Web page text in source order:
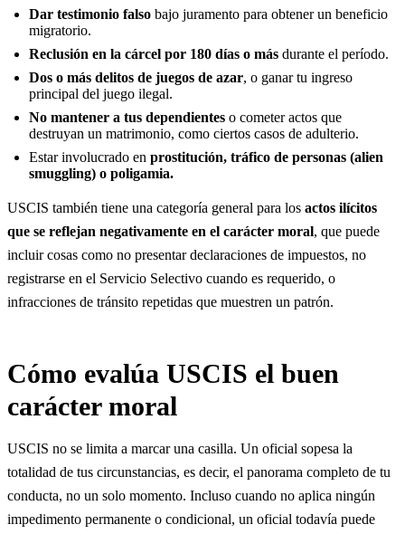
Dar testimonio falso bajo juramento para obtener un beneficio
migratorio.
Reclusión en la cárcel por 180 días o más durante el período.
Dos o más delitos de juegos de azar, o ganar tu ingreso
principal del juego ilegal.
No mantener a tus dependientes o cometer actos que
destruyan un matrimonio, como ciertos casos de adulterio.
Estar involucrado en prostitución, tráfico de personas (alien
smuggling) o poligamia.
USCIS también tiene una categoría general para los actos ilícitos
que se reflejan negativamente en el carácter moral, que puede
incluir cosas como no presentar declaraciones de impuestos, no
registrarse en el Servicio Selectivo cuando es requerido, o
infracciones de tránsito repetidas que muestren un patrón.
Cómo evalúa USCIS el buen
carácter moral
USCIS no se limita a marcar una casilla. Un oficial sopesa la
totalidad de tus circunstancias, es decir, el panorama completo de tu
conducta, no un solo momento. Incluso cuando no aplica ningún
impedimento permanente o condicional, un oficial todavía puede